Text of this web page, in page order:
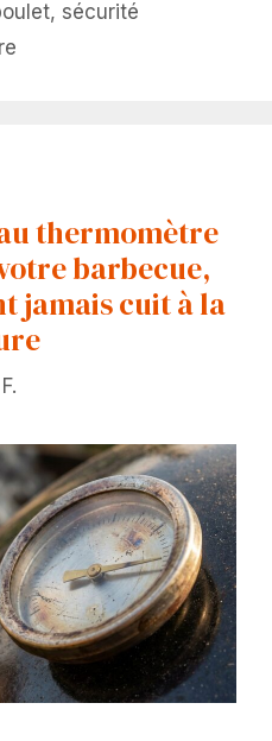
, sécurité
thermomètre
barbecue,
jamais cuit à la